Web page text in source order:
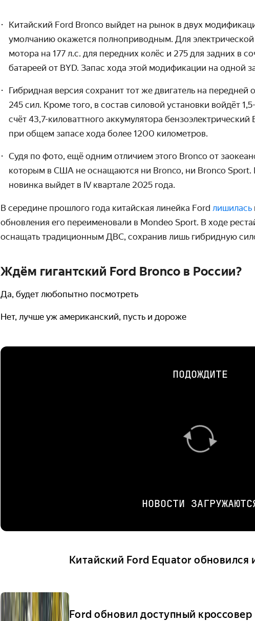
Китайский Ford Bronco выйдет на рынок в двух
умолчанию окажется полноприводным. Для
мотора на 177 л.с. для передних колёс и 275 для задних в
батареей от BYD. Запас хода этой модификации на одной
Гибридная версия сохранит тот же двигатель на передней
245 сил. Кроме того, в состав силовой установки войдёт
счёт 43,7-киловаттного аккумулятора
при общем запасе хода более 1200 километров.
Судя по фото, ещё одним отличием этого Bronco от
которым в США не оснащаются ни Bronco, ни Bronco
новинка выйдет в IV квартале 2025 года.
В середине прошлого года китайская линейка Ford лишилась
обновления его переименовали в Mondeo Sport. В ходе
оснащать традиционным ДВС, сохранив лишь гибридную
Ждём гигантский Ford Bronco в России?
Да, будет любопытно посмотреть
Нет, лучше уж американский, пусть и дороже
ПОДОЖДИТЕ
НОВОСТИ
Китайский Ford Equator обновился
Ford обновил доступный